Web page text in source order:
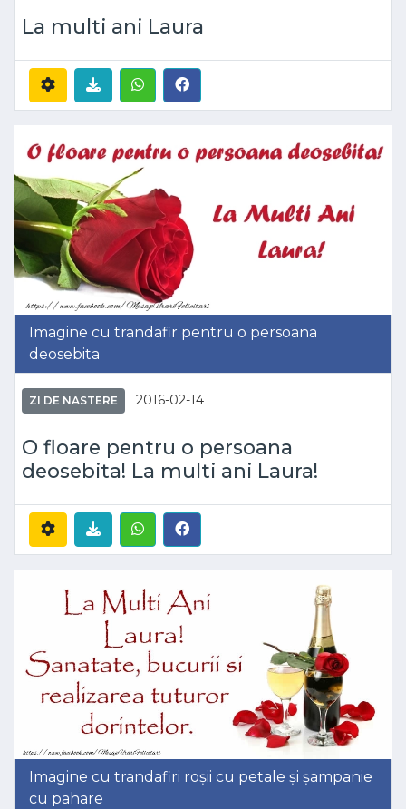
La multi ani Laura
Imagine cu trandafir pentru o persoana
deosebita
ZI DE NASTERE 2016-02-14
O floare pentru o persoana
deosebita! La multi ani Laura!
Imagine cu trandafiri roșii cu petale și șampanie
cu pahare